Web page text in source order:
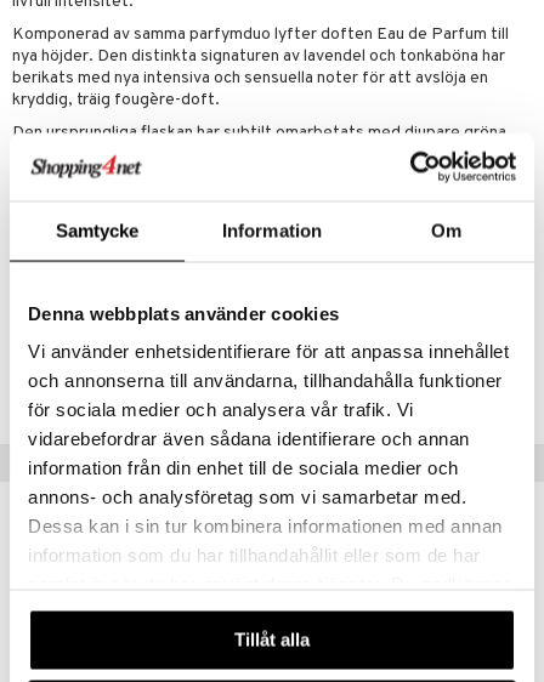
Samtycke Information Om
Denna webbplats använder cookies
Vi använder enhetsidentifierare för att anpassa innehållet
och annonserna till användarna, tillhandahålla funktioner
för sociala medier och analysera vår trafik. Vi
vidarebefordrar även sådana identifierare och annan
information från din enhet till de sociala medier och
annons- och analysföretag som vi samarbetar med.
Dessa kan i sin tur kombinera informationen med annan
information som du har tillhandahållit eller som de har
våra cookies vid fortsatt användande av vår webbplats.
Tillåt alla
Komponerad av samma parfymduo lyfter doften Eau de Parfum till
nya höjder. Den distinkta signaturen av lavendel och tonkaböna har
berikats med nya intensiva och sensuella noter för att avslöja en
kryddig, träig fougère-doft.
Den ursprungliga flaskan har subtilt omarbetats med djupare gröna
toner och tyngre metalliska detaljer för att spegla doftens intensitet.
Basnoter: patchouli, tonkaböna och amber
CLC93-LC-60-XX-XX
Lägsta pris senaste 30 dagarna: 607 kr
Tips till dig